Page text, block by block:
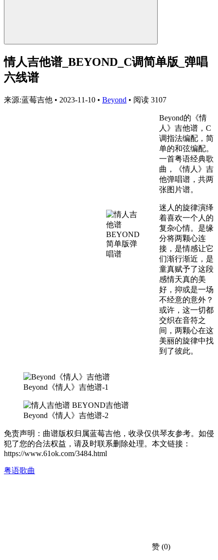
情人吉他谱_BEYOND_C调简单版_弹唱
六线谱
来源:蓝莓吉他 • 2023-11-10 • Beyond • 阅读 3107
Beyond的《情
人》吉他谱，C
调指法编配，简
单的和弦编配。
一首粤语经典歌
曲，《情人》吉
他弹唱谱，共两
张图片谱。
迷人的旋律演绎
着喜欢一个人的
复杂心情。是缘
分将两颗心连
接，是情感让它
们渐行渐近，是
童真赋予了这段
感情天真的美
好，抑或是一场
不经意的意外？
或许，这一切都
交织在音符之
间，两颗心在这
美丽的旋律中找
到了彼此。
Beyond《情人》吉他谱-1
Beyond《情人》吉他谱-2
免责声明：曲谱版权归属蓝莓吉他，收录仅供琴友参考。如侵
犯了您的合法权益，请及时联系删除处理。本文链接：
https://www.61ok.com/3484.html
粤语歌曲
赞 (0)